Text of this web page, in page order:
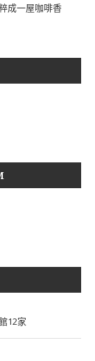
成一屋咖啡香
12家